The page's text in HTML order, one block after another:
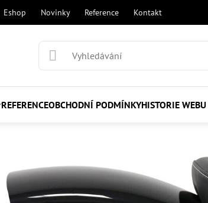
Eshop Novinky Reference Kontakt
REFERENCEOBCHODNÍ PODMÍNKYHISTORIE WEBU